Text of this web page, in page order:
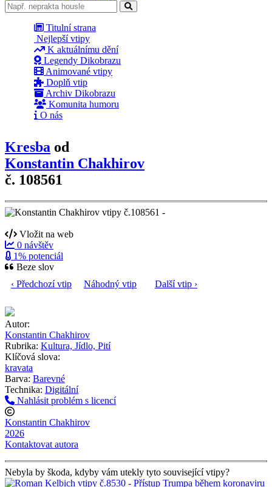
Titulní strana
Nejlepší vtipy
K aktuálnímu dění
Legendy Dikobrazu
Animované vtipy
Doplň vtip
Archiv Dikobrazu
Komunita humoru
O nás
Kresba od
Konstantin Chakhirov
č. 108561
Vložit na web
0 návštěv
1% potenciál
Beze slov
‹ Předchozí vtip
Náhodný vtip Další vtip ›
Autor:
Konstantin Chakhirov
Rubrika: Kultura, Jídlo, Pití
Klíčová slova:
kravata
Barva: Barevné
Technika: Digitální
Nahlásit problém s licencí
Konstantin Chakhirov
2026
Kontaktovat autora
Nebyla by škoda, kdyby vám utekly tyto související vtipy?